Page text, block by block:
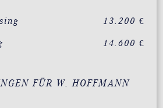
13.200 €
14.600 €
FÜR W. HOFFMANN